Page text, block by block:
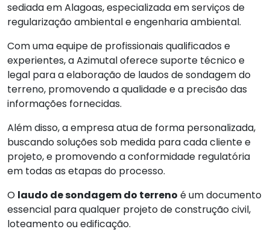
sediada em Alagoas, especializada em serviços de
regularização ambiental e engenharia ambiental.
Com uma equipe de profissionais qualificados e
experientes, a Azimutal oferece suporte técnico e
legal para a elaboração de laudos de sondagem do
terreno, promovendo a qualidade e a precisão das
informações fornecidas.
Além disso, a empresa atua de forma personalizada,
buscando soluções sob medida para cada cliente e
projeto, e promovendo a conformidade regulatória
em todas as etapas do processo.
O laudo de sondagem do terreno é um documento
essencial para qualquer projeto de construção civil,
loteamento ou edificação.